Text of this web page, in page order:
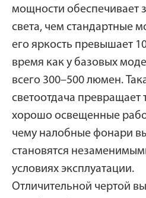
мощности обеспечивает
света, чем стандартные
его яркость превышает
время как у базовых
всего 300–500 люмен.
светоотдача
хорошо освещенные
чему налобные фонари
становятся
условиях эксплуатации.
Отличительной чертой